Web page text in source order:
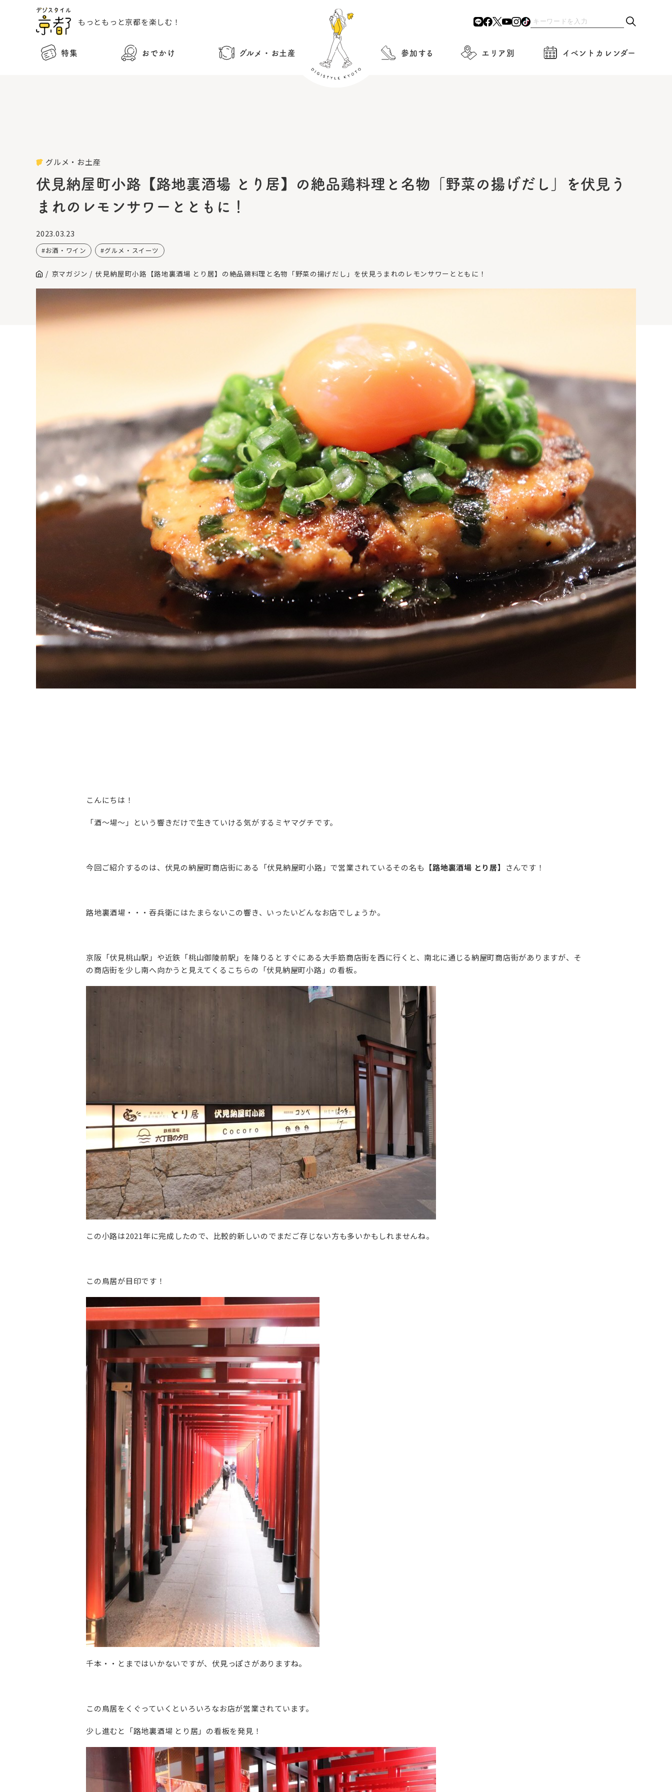
もっともっと京都を楽しむ！
特集 おでかけ グルメ・お土産 参加する エリア別 イベントカレンダー
グルメ・お土産
伏見納屋町小路【路地裏酒場 とり居】の絶品鶏料理と名物「野菜の揚げだし」を伏見う
まれのレモンサワーとともに！
2023.03.23
お酒・ワイン グルメ・スイーツ
京マガジン 伏見納屋町小路【路地裏酒場 とり居】の絶品鶏料理と名物「野菜の揚げだし」を伏見うまれのレモンサワーとともに！
こんにちは！
「酒～場～」という響きだけで生きていける気がするミヤマグチです。
今回ご紹介するのは、伏見の納屋町商店街にある「伏見納屋町小路」で営業されているその名も 【路地裏酒場 とり居】 さんです！
路地裏酒場・・・吞兵衛にはたまらないこの響き、いったいどんなお店でしょうか。
京阪「伏見桃山駅」や近鉄「桃山御陵前駅」を降りるとすぐにある大手筋商店街を西に行くと、南北に通じる納屋町商店街がありますが、そ
の商店街を少し南へ向かうと見えてくるこちらの「伏見納屋町小路」の看板。
この小路は2021年に完成したので、比較的新しいのでまだご存じない方も多いかもしれませんね。
この鳥居が目印です！
千本・・とまではいかないですが、伏見っぽさがありますね。
この鳥居をくぐっていくといろいろなお店が営業されています。
少し進むと「路地裏酒場 とり居」の看板を発見！